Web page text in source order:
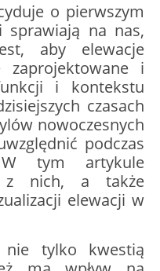
sprawiają na nas,
aby elewacje
zaprojektowane i
i kontekstu
czasach
nowoczesnych
podczas
tym artykule
z nich, a także
elewacji w
tylko kwestią